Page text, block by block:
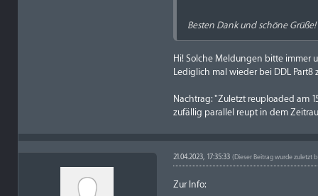
Besten Dank und schöne Grüße!
Hi! Solche Meldungen bitte immer
Lediglich mal wieder bei DDL
Nachtrag: "Zuletzt reuploaded am
zufällig parallel reupt in dem
21.04.2023, 17:35:33(Dieser Beitrag wurde zuletzt
Zur Info: